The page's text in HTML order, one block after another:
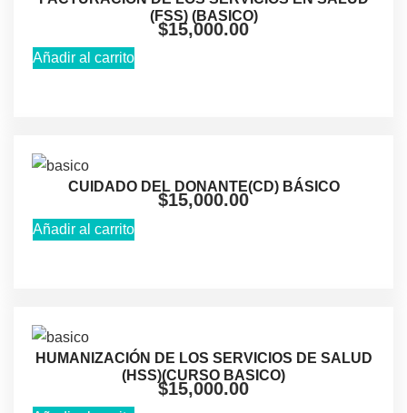
(FSS) (BASICO)
$15,000.00
Añadir al carrito
CUIDADO DEL DONANTE(CD) BÁSICO
$15,000.00
Añadir al carrito
HUMANIZACIÓN DE LOS SERVICIOS DE SALUD
(HSS)(CURSO BASICO)
$15,000.00